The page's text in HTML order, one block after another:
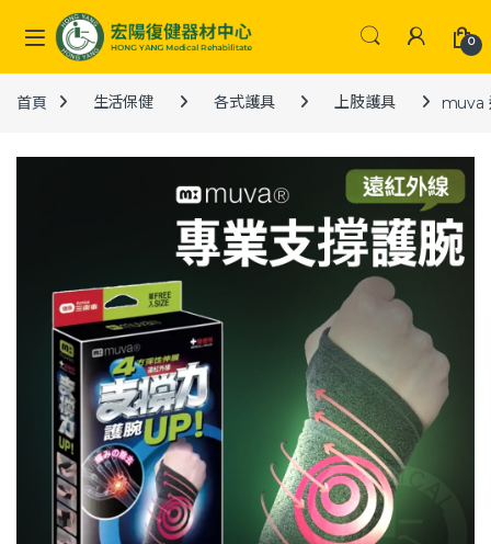
Skip to navigation
Skip to content
0
首頁 生活保健 各式護具 上肢護具 muva